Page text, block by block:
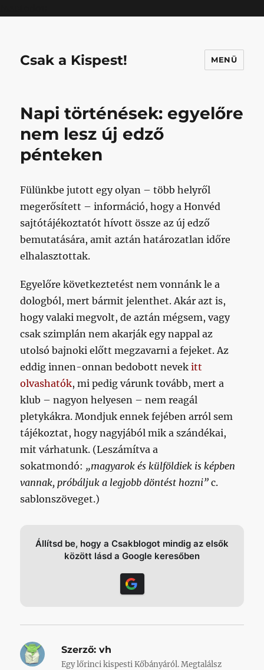
Csak a Kispest! MENÜ
Napi történések: egyelőre
nem lesz új edző
pénteken
Fülünkbe jutott egy olyan – több helyről
megerősített – információ, hogy a Honvéd
sajtótájékoztatót hívott össze az új edző
bemutatására, amit aztán határozatlan időre
elhalasztottak.
Egyelőre következtetést nem vonnánk le a
dologból, mert bármit jelenthet. Akár azt is,
hogy valaki megvolt, de aztán mégsem, vagy
csak szimplán nem akarják egy nappal az
utolsó bajnoki előtt megzavarni a fejeket. Az
eddig innen-onnan bedobott nevekitt
olvashatók, mi pedig várunk tovább, mert a
klub – nagyon helyesen – nem reagál
pletykákra. Mondjuk ennek fejében arról sem
tájékoztat, hogy nagyjából mik a szándékai,
mit várhatunk. (Leszámítva a
sokatmondó: „magyarok és külföldiek is képben
vannak, próbáljuk a legjobb döntést hozni”c.
sablonszöveget.)
Állítsd be, hogy a Csakblogot mindig az elsők
között lásd a Google keresőben
Szerző: vh
Egy lőrinci kispesti Kőbányáról. Megtalálsz